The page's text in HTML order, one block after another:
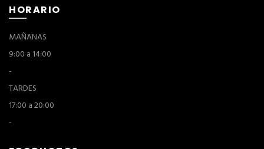
HORARIO
MAÑANAS
9:00 a 14:00
-
TARDES
17:00 a 20:00
-